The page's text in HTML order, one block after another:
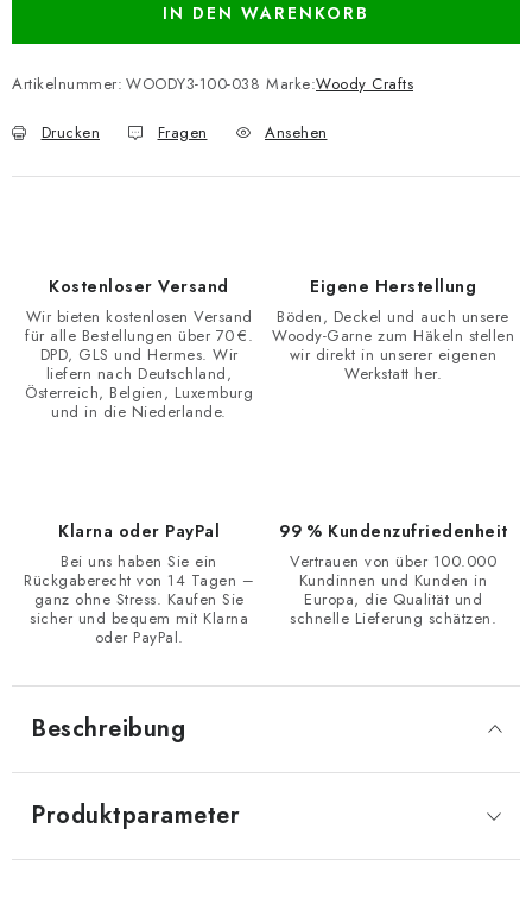
IN DEN WARENKORB
Artikelnummer: WOODY3-100-038 Marke:Woody Crafts
Drucken Fragen Ansehen
Kostenloser Versand
Wir bieten kostenlosen Versand
für alle Bestellungen über 70 €.
DPD, GLS und Hermes. Wir
liefern nach Deutschland,
Österreich, Belgien, Luxemburg
und in die Niederlande.
Eigene Herstellung
Böden, Deckel und auch unsere
Woody-Garne zum Häkeln stellen
wir direkt in unserer eigenen
Werkstatt her.
Klarna oder PayPal
Bei uns haben Sie ein
Rückgaberecht von 14 Tagen –
ganz ohne Stress. Kaufen Sie
sicher und bequem mit Klarna
oder PayPal.
99 % Kundenzufriedenheit
Vertrauen von über 100.000
Kundinnen und Kunden in
Europa, die Qualität und
schnelle Lieferung schätzen.
Beschreibung
Produktparameter